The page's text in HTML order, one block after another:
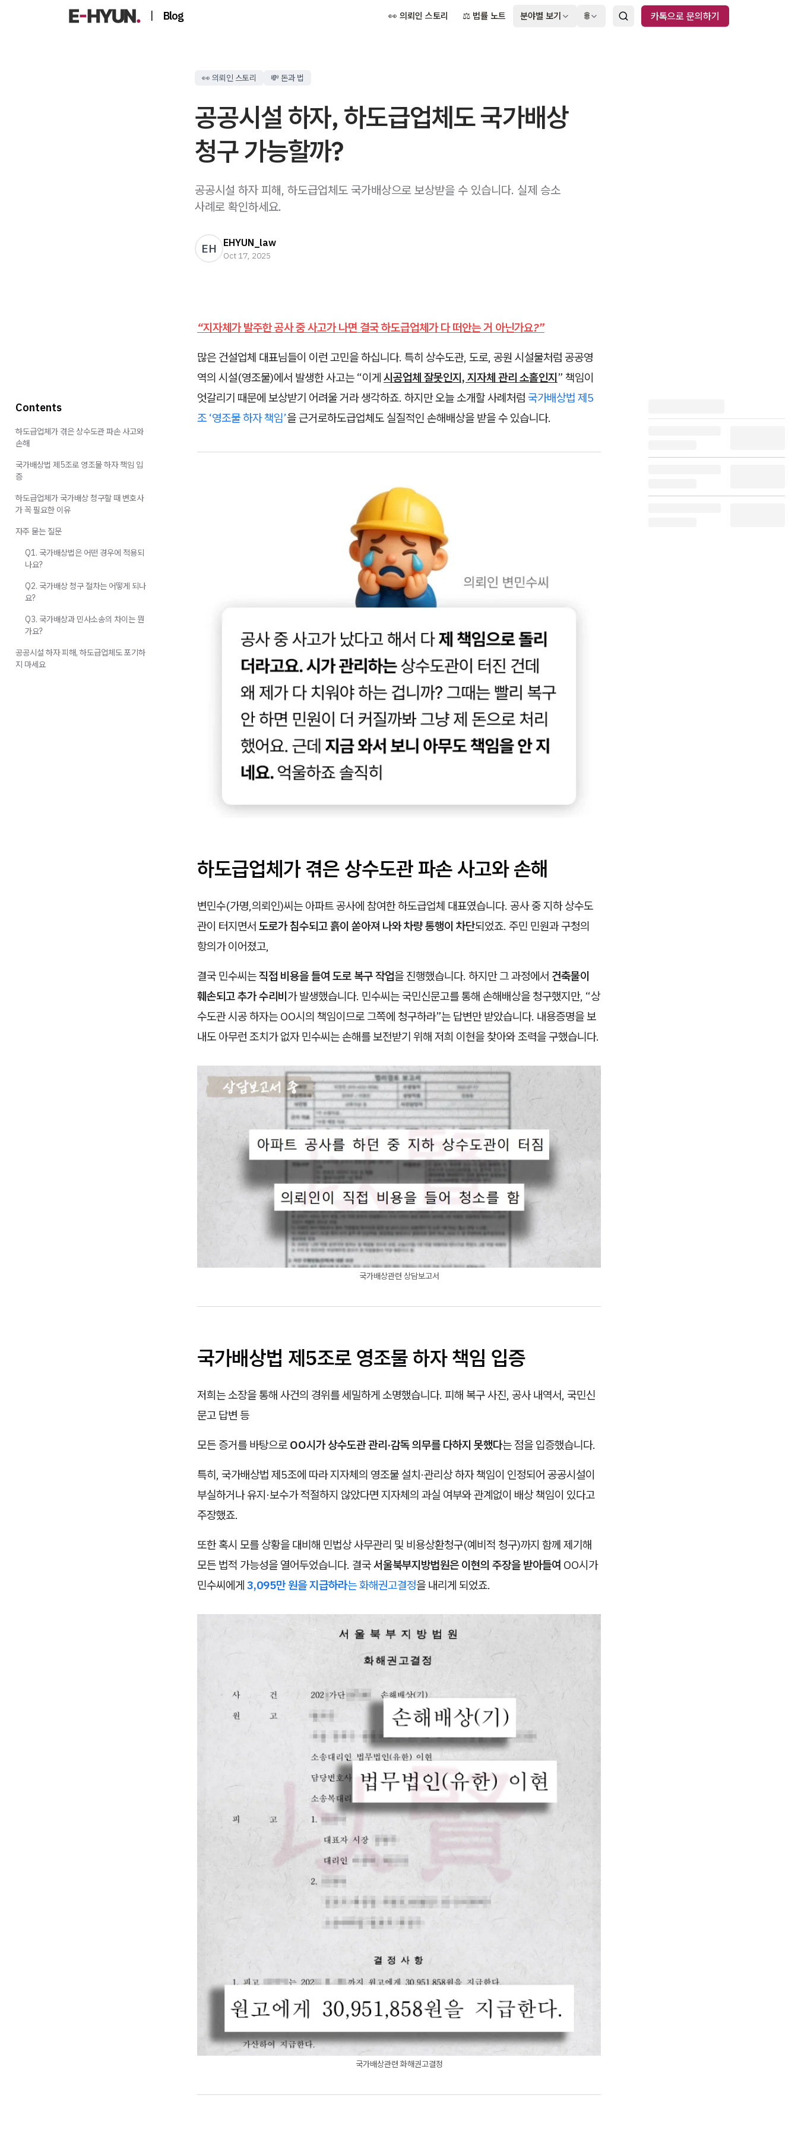
| Blog 👀 의뢰인 스토리 ⚖️ 법률 노트 분야별 보기 🌐 카톡으로 문의하기
👀 의뢰인 스토리 💸 돈과 법
공공시설 하자, 하도급업체도 국가배상
청구 가능할까?
공공시설 하자 피해, 하도급업체도 국가배상으로 보상받을 수 있습니다. 실제 승소
사례로 확인하세요.
EH EHYUN_law
Oct 17, 2025
“지자체가 발주한 공사 중 사고가 나면 결국 하도급업체가 다 떠안는 거 아닌가요?”
많은 건설업체 대표님들이 이런 고민을 하십니다. 특히 상수도관, 도로, 공원 시설물처럼 공공영
역의 시설(영조물)에서 발생한 사고는 “이게 시공업체 잘못인지, 지자체 관리 소홀인지” 책임이
엇갈리기 때문에 보상받기 어려울 거라 생각하죠. 하지만 오늘 소개할 사례처럼 국가배상법 제5
조 ‘영조물 하자 책임’을 근거로하도급업체도 실질적인 손해배상을 받을 수 있습니다.
하도급업체가 겪은 상수도관 파손 사고와 손해
변민수(가명,의뢰인)씨는 아파트 공사에 참여한 하도급업체 대표였습니다. 공사 중 지하 상수도
관이 터지면서 도로가 침수되고 흙이 쏟아져 나와 차량 통행이 차단되었죠. 주민 민원과 구청의
항의가 이어졌고,
결국 민수씨는직접 비용을 들여 도로 복구 작업을 진행했습니다. 하지만 그 과정에서 건축물이
훼손되고 추가 수리비가 발생했습니다. 민수씨는 국민신문고를 통해 손해배상을 청구했지만, “상
수도관 시공 하자는 OO시의 책임이므로 그쪽에 청구하라”는 답변만 받았습니다. 내용증명을 보
내도 아무런 조치가 없자 민수씨는 손해를 보전받기 위해 저희 이현을 찾아와 조력을 구했습니다.
국가배상관련 상담보고서
국가배상법 제5조로 영조물 하자 책임 입증
저희는 소장을 통해 사건의 경위를 세밀하게 소명했습니다. 피해 복구 사진, 공사 내역서, 국민신
문고 답변 등
모든 증거를 바탕으로 OO시가 상수도관 관리·감독 의무를 다하지 못했다는 점을 입증했습니다.
특히, 국가배상법 제5조에 따라 지자체의 영조물 설치·관리상 하자 책임이 인정되어 공공시설이
부실하거나 유지·보수가 적절하지 않았다면 지자체의 과실 여부와 관계없이 배상 책임이 있다고
주장했죠.
또한 혹시 모를 상황을 대비해 민법상 사무관리 및 비용상환청구(예비적 청구)까지 함께 제기해
모든 법적 가능성을 열어두었습니다. 결국서울북부지방법원은 이현의 주장을 받아들여 OO시가
민수씨에게 3,095만 원을 지급하라는 화해권고결정을 내리게 되었죠.
국가배상관련 화해권고결정
Contents
하도급업체가 겪은 상수도관 파손 사고와
손해
국가배상법 제5조로 영조물 하자 책임 입
증
하도급업체가 국가배상 청구할 때 변호사
가 꼭 필요한 이유
자주 묻는 질문
Q1. 국가배상법은 어떤 경우에 적용되
나요?
Q2. 국가배상 청구 절차는 어떻게 되나
요?
Q3. 국가배상과 민사소송의 차이는 뭔
가요?
공공시설 하자 피해, 하도급업체도 포기하
지 마세요